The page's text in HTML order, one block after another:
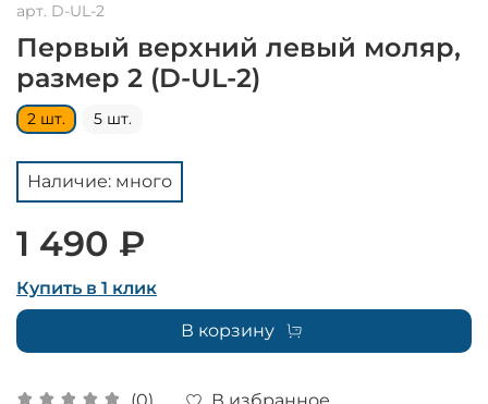
арт. D-UL-2
Первый верхний левый моляр,
размер 2 (D-UL-2)
2 шт. 5 шт.
Наличие: много
1 490 ₽
Купить в 1 клик
В корзину